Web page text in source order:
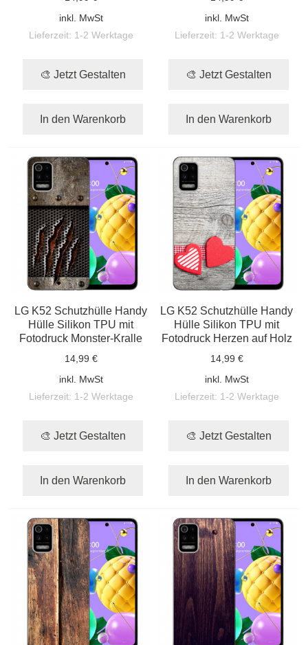
inkl. MwSt
Lieferzeit: 1-2 Werktage
🎨 Jetzt Gestalten
In den Warenkorb
inkl. MwSt
Lieferzeit: 1-2 Werktage
🎨 Jetzt Gestalten
In den Warenkorb
LG K52 Schutzhülle Handy
Hülle Silikon TPU mit
Fotodruck Monster-Kralle
14,99 €
inkl. MwSt
Lieferzeit: 1-2 Werktage
🎨 Jetzt Gestalten
In den Warenkorb
LG K52 Schutzhülle Handy
Hülle Silikon TPU mit
Fotodruck Herzen auf Holz
14,99 €
inkl. MwSt
Lieferzeit: 1-2 Werktage
🎨 Jetzt Gestalten
In den Warenkorb